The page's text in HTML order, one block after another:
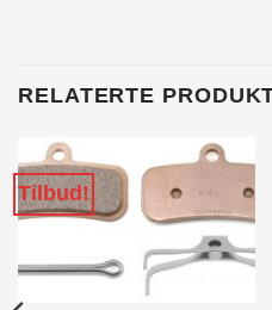
RELATERTE
Tilbud!